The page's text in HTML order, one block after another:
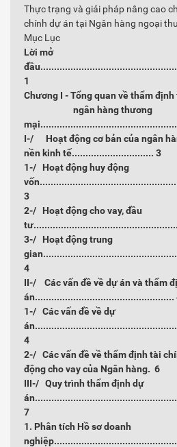
Thực trạng và giải pháp nâng cao
chính dự án tại Ngân hàng ngoại
Mục Lục
Lời mở
1
Chương I - Tổng quan về thẩm
ngân hàng thương
I-/ Hoạt động cơ bản của ngân
nền kinh tế.............................. 3
1-/ Hoạt động huy động
3
2-/ Hoạt động cho vay, đầu
3-/ Hoạt động trung
4
II-/ Các vấn đề về dự án và thẩm
án...................................................
1-/ Các vấn đề về dự
4
2-/ Các vấn đề về thẩm định tài
động cho vay của Ngân hàng. 6
III-/ Quy trình thẩm định dự
7
1. Phân tích Hồ sơ doanh